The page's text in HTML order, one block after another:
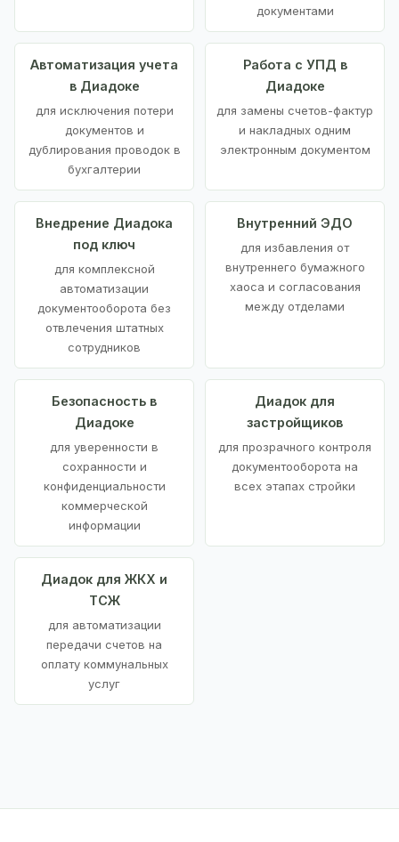
документами
Автоматизация учета
в Диадоке
для исключения потери
документов и
дублирования проводок в
бухгалтерии
Работа с УПД в
Диадоке
для замены счетов-фактур
и накладных одним
электронным документом
Внедрение Диадока
под ключ
для комплексной
автоматизации
документооборота без
отвлечения штатных
сотрудников
Внутренний ЭДО
для избавления от
внутреннего бумажного
хаоса и согласования
между отделами
Безопасность в
Диадоке
для уверенности в
сохранности и
конфиденциальности
коммерческой
информации
Диадок для
застройщиков
для прозрачного контроля
документооборота на
всех этапах стройки
Диадок для ЖКХ и
ТСЖ
для автоматизации
передачи счетов на
оплату коммунальных
услуг